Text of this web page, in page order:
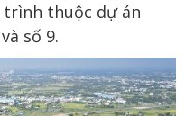
thuộc dự án
số 9.